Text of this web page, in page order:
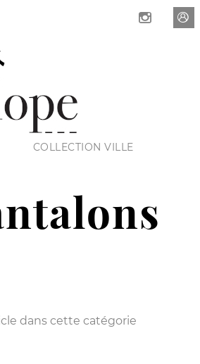

COLLECTION VILLE
dans cette catégorie